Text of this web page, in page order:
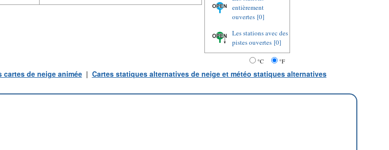
entièrement
ouvertes [0]
Les stations avec des
pistes ouvertes [0]
°C °F
cartes de neige animée| Cartes statiques alternatives de neige et météo statiques alternatives